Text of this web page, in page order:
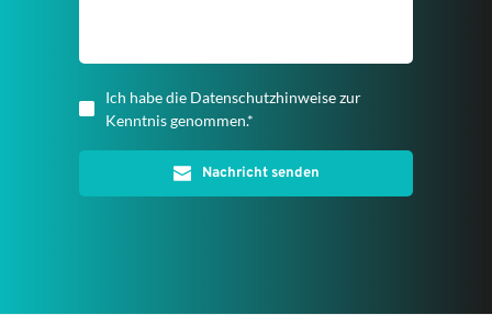
Ich habe die Datenschutzhinweise zur
Kenntnis genommen.*
Nachricht senden